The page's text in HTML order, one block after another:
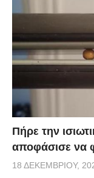
Πήρε την
αποφάσισε να
18 ΔΕΚΕΜΒΡΊΟΥ,